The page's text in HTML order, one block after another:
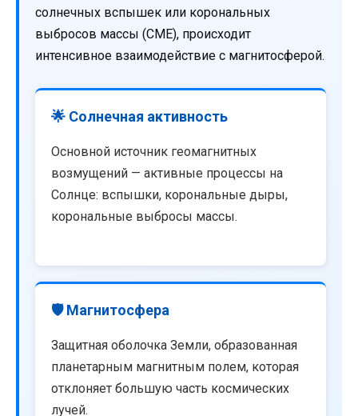
солнечных вспышек или корональных
выбросов массы (CME), происходит
интенсивное взаимодействие с магнитосферой.
🌟 Солнечная активность
Основной источник геомагнитных
возмущений — активные процессы на
Солнце: вспышки, корональные дыры,
корональные выбросы массы.
🛡️ Магнитосфера
Защитная оболочка Земли, образованная
планетарным магнитным полем, которая
отклоняет большую часть космических
лучей.